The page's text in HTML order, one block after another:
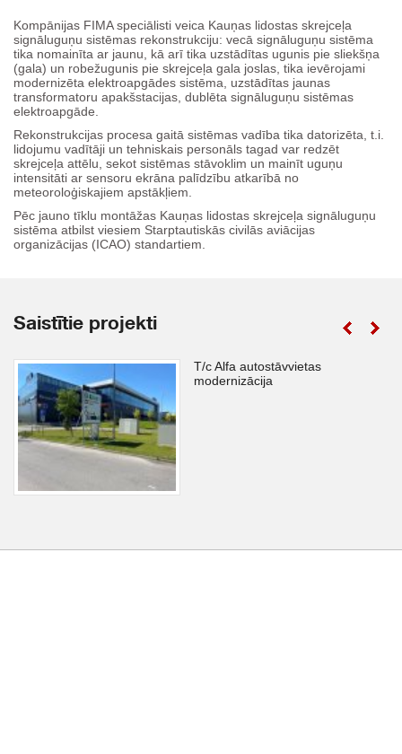
Kompānijas FIMA speciālisti veica Kauņas lidostas skrejceļa
signāluguņu sistēmas rekonstrukciju: vecā signāluguņu sistēma
tika nomainīta ar jaunu, kā arī tika uzstādītas ugunis pie sliekšņa
(gala) un robežugunis pie skrejceļa gala joslas, tika ievērojami
modernizēta elektroapgādes sistēma, uzstādītas jaunas
transformatoru apakšstacijas, dublēta signāluguņu sistēmas
elektroapgāde.
Rekonstrukcijas procesa gaitā sistēmas vadība tika datorizēta, t.i.
lidojumu vadītāji un tehniskais personāls tagad var redzēt
skrejceļa attēlu, sekot sistēmas stāvoklim un mainīt uguņu
intensitāti ar sensoru ekrāna palīdzību atkarībā no
meteoroloģiskajiem apstākļiem.
Pēc jauno tīklu montāžas Kauņas lidostas skrejceļa signāluguņu
sistēma atbilst viesiem Starptautiskās civilās aviācijas
organizācijas (ICAO) standartiem.
Saistītie projekti
T/c Alfa autostāvvietas
modernizācija